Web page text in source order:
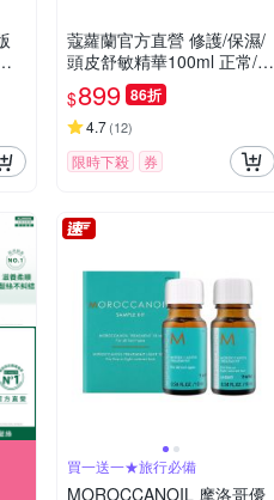
蔻蘿蘭官方直營 修護/保濕/
頭皮舒敏精華100ml 正常/效
期品任選
$899 86折
4.7(12)
限時下殺 券
買一送一★旅行必備
MOROCCANOIL 摩洛哥優